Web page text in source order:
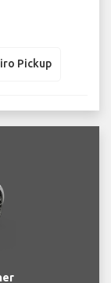
Pickup